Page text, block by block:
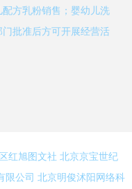
方乳粉销售；婴幼儿洗
批准后方可开展经营活
红旭图文社 北京京宝世纪
限公司 北京明俊沭阳网络科